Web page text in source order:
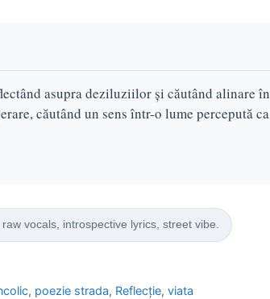
asupra deziluziilor și căutând alinare în
căutând un sens într-o lume percepută ca
vocals, introspective lyrics, street vibe.
, poezie strada, Reflecție,viata